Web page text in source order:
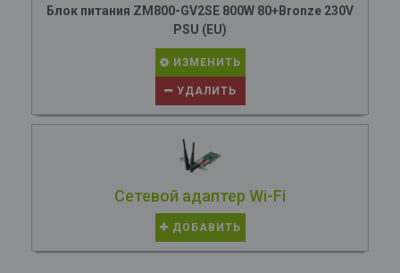
Блок питания ZM800-GV2SE 800W 80+Bronze 230V
PSU (EU)
ИЗМЕНИТЬ
УДАЛИТЬ
Сетевой адаптер Wi-Fi
ДОБАВИТЬ